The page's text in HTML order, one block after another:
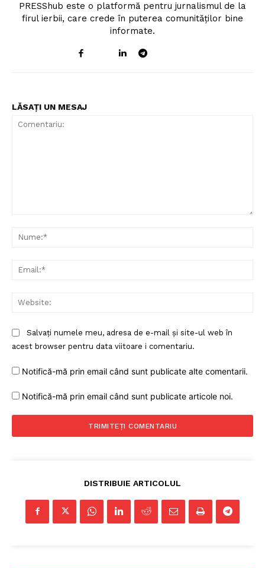
FREEDOM HOUSE ROMÂNIA
PRESShub
Proiecte editoriale
Rețea
Contact
PRESShub este o platformă pentru jurnalismul de la
firul ierbii, care crede în puterea comunităților bine
informate.
LĂSAȚI UN MESAJ
Salvați numele meu, adresa de e-mail și site-ul web în
acest browser pentru data viitoare i comentariu.
Notifică-mă prin email când sunt publicate alte comentarii.
Notifică-mă prin email când sunt publicate articole noi.
DISTRIBUIE ARTICOLUL